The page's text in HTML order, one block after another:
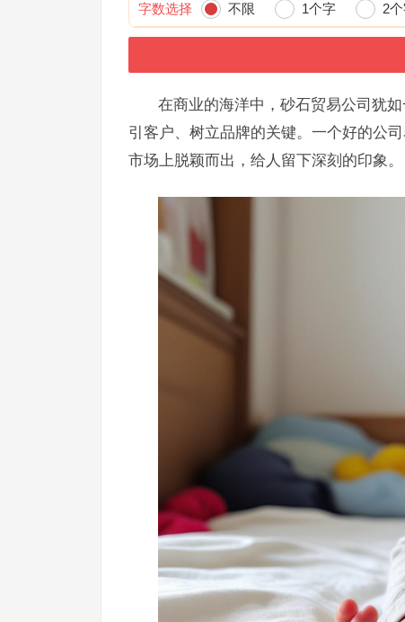
字数选择 不限 1个字 2
在商业的海洋中，砂石贸易公司犹
引客户、树立品牌的关键。一个好的公
市场上脱颖而出，给人留下深刻的印象。